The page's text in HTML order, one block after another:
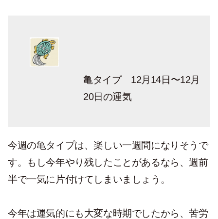
亀タイプ 12月14日〜12月
20日の運気
今週の亀タイプは、楽しい一週間になりそうで
す。もし今年やり残したことがあるなら、週前
半で一気に片付けてしまいましょう。
今年は運気的にも大変な時期でしたから、苦労